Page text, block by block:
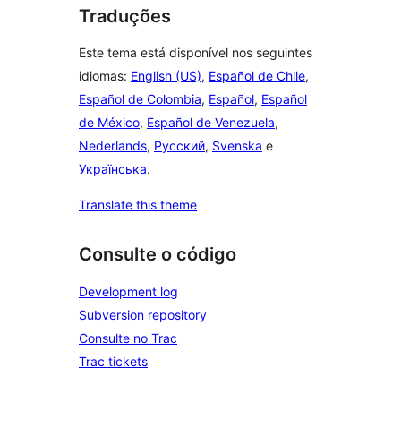
Traduções
Este tema está disponível nos seguintes
idiomas: English (US), Español de Chile,
Español de Colombia, Español, Español
de México, Español de Venezuela,
Nederlands, Русский, Svenska e
Українська.
Translate this theme
Consulte o código
Development log
Subversion repository
Consulte no Trac
Trac tickets